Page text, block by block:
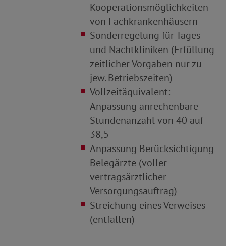
Kooperationsmöglichkeiten
von Fachkrankenhäusern
Sonderregelung für Tages-
und Nachtkliniken (Erfüllung
zeitlicher Vorgaben nur zu
jew. Betriebszeiten)
Vollzeitäquivalent:
Anpassung anrechenbare
Stundenanzahl von 40 auf
38,5
Anpassung Berücksichtigung
Belegärzte (voller
vertragsärztlicher
Versorgungsauftrag)
Streichung eines Verweises
(entfallen)